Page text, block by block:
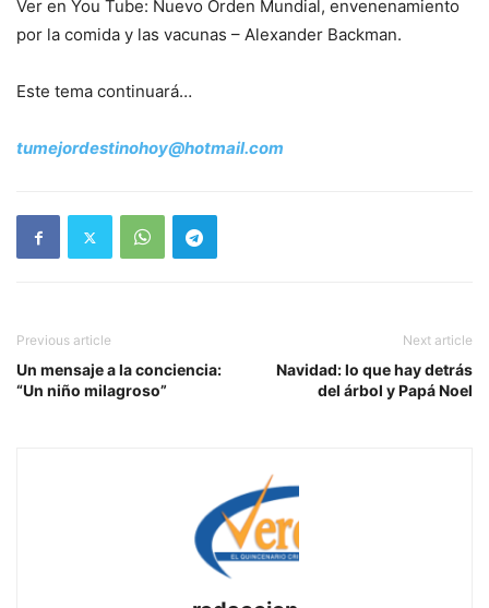
Ver en You Tube: Nuevo Orden Mundial, envenenamiento
por la comida y las vacunas – Alexander Backman.
Este tema continuará…
tumejordestinohoy@hotmail.com
Previous article
Un mensaje a la conciencia:
“Un niño milagroso”
Next article
Navidad: lo que hay detrás
del árbol y Papá Noel